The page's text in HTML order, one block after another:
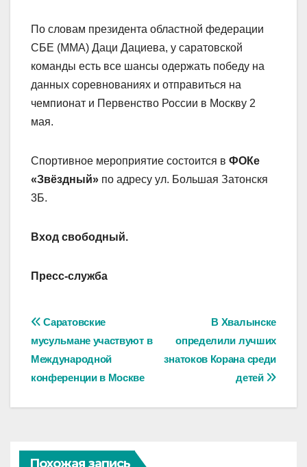
По словам президента областной федерации
СБЕ (ММА) Даци Дациева, у саратовской
команды есть все шансы одержать победу на
данных соревнованиях и отправиться на
чемпионат и Первенство России в Москву 2
мая.
Спортивное мероприятие состоится в ФОКе
«Звёздный» по адресу ул. Большая Затонскя
3Б.
Вход свободный.
Пресс-служба
Навигация
по
записям
В Хвалынске
определили лучших
знатоков Корана среди
детей
Саратовские
мусульмане участвуют в
Международной
конференции в Москве
Похожая запись